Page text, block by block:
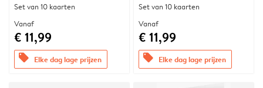
Set van 10 kaarten
Vanaf
€ 11,99
offers Elke dag lage prijzen
Set van 10 kaarten
Vanaf
€ 11,99
offers Elke dag lage prijzen